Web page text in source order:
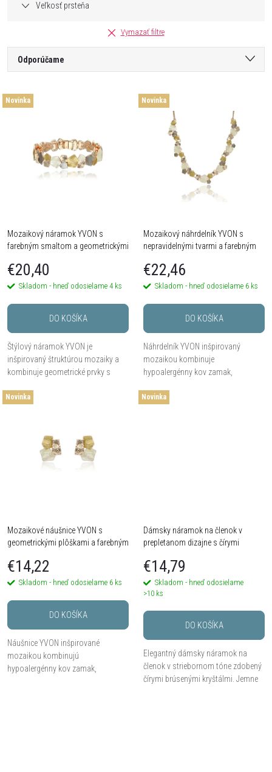
Veľkosť prsteňa
Vymazať filtre
R
a
e
p
r
o
d
u
Odporúčame
Najdrahšie
Abecedne
V
s
p
r
d
u
k
Novinka
Mozaikový náramok YVON s
farebným smaltom a geometrickými
€20,40
Skladom - hneď odosielame 4 ks
DO KOŠÍKA
Štýlový náramok YVON je
inšpirovaný štruktúrou mozaiky a
kombinuje geometrické prvky s
kovových a prírodne ladených
Novinka
Mozaikový náhrdelník YVON s
nepravidelnými tvarmi a farebným
€22,46
Skladom - hneď odosielame 6 ks
DO KOŠÍKA
Náhrdelník YVON inšpirovaný
mozaikou kombinuje
hypoalergénny kov zamak,
farebný smalt v jemných svetlých,
Novinka
Mozaikové náušnice YVON s
geometrickými plôškami a farebným
€14,22
Skladom - hneď odosielame 6 ks
DO KOŠÍKA
Náušnice YVON inšpirované
mozaikou kombinujú
hypoalergénny kov zamak,
Novinka
Dámsky náramok na členok v
prepletanom dizajne s čírymi
€14,79
Skladom - hneď odosielame
>10 ks
DO KOŠÍKA
Elegantný dámsky náramok na
členok v striebornom tóne zdobený
čírymi brúsenými kryštálmi. Jemne